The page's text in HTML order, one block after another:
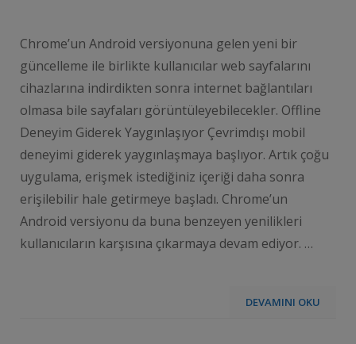
Chrome’un Android versiyonuna gelen yeni bir
güncelleme ile birlikte kullanıcılar web sayfalarını
cihazlarına indirdikten sonra internet bağlantıları
olmasa bile sayfaları görüntüleyebilecekler. Offline
Deneyim Giderek Yaygınlaşıyor Çevrimdışı mobil
deneyimi giderek yaygınlaşmaya başlıyor. Artık çoğu
uygulama, erişmek istediğiniz içeriği daha sonra
erişilebilir hale getirmeye başladı. Chrome’un
Android versiyonu da buna benzeyen yenilikleri
kullanıcıların karşısına çıkarmaya devam ediyor. …
DEVAMINI OKU